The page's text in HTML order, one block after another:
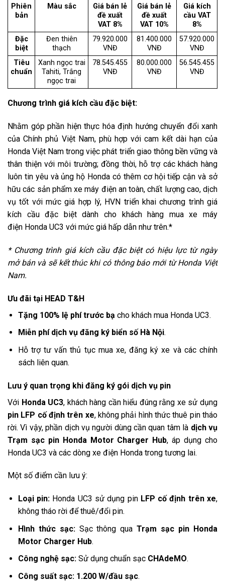
Phiên
bản
Màu sắc
Giá bán lẻ
đề xuất
VAT 8%
Giá bán lẻ
đề xuất
VAT 10%
Giá kích
cầu VAT
8%
Đặc
biệt
Đen thiên
thạch
79.920.000
VNĐ
81.400.000
VNĐ
57.920.000
VNĐ
Tiêu
chuẩn
Xanh ngọc trai
Tahiti, Trắng
ngọc trai
78.545.455
VNĐ
80.000.000
VNĐ
56.545.455
VNĐ
Chương trình giá kích cầu đặc biệt:
Nhằm góp phần hiện thực hóa định hướng chuyển đổi xanh
của Chính phủ Việt Nam, phù hợp với cam kết dài hạn của
Honda Việt Nam trong việc phát triển giao thông bền vững và
thân thiện với môi trường; đồng thời, hỗ trợ các khách hàng
luôn tin yêu và ủng hộ Honda có thêm cơ hội tiếp cận và sở
hữu các sản phẩm xe máy điện an toàn, chất lượng cao, dịch
vụ tốt với mức giá hợp lý, HVN triển khai chương trình giá
kích cầu đặc biệt dành cho khách hàng mua xe máy
điện Honda UC3 với mức giá hấp dẫn như trên.*
* Chương trình giá kích cầu đặc biệt có hiệu lực từ ngày
mở bán và sẽ kết thúc khi có thông báo mới từ Honda Việt
Nam.
Ưu đãi tại HEAD T&H
Tặng 100% lệ phí trước bạ cho khách mua Honda UC3.
Miễn phí dịch vụ đăng ký biển số Hà Nội.
Hỗ trợ tư vấn thủ tục mua xe, đăng ký xe và các chính
sách liên quan.
Lưu ý quan trọng khi đăng ký gói dịch vụ pin
Với Honda UC3, khách hàng cần hiểu đúng rằng xe sử dụng
pin LFP cố định trên xe, không phải hình thức thuê pin tháo
rời. Vì vậy, phần dịch vụ người dùng cần quan tâm là dịch vụ
Trạm sạc pin Honda Motor Charger Hub, áp dụng cho
Honda UC3 và các dòng xe điện Honda trong tương lai.
Một số điểm cần lưu ý:
Loại pin: Honda UC3 sử dụng pin LFP cố định trên xe,
không tháo rời để thuê/đổi pin.
Hình thức sạc:Sạc thông quaTrạm sạc pin Honda
Motor Charger Hub.
Công nghệ sạc:Sử dụng chuẩn sạc CHAdeMO.
Công suất sạc: 1.200 W/đầu sạc.